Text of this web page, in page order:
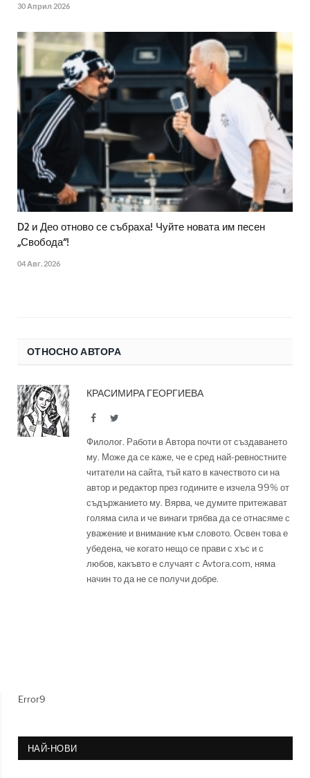
30 Април 2026
D2 и Део отново се събраха! Чуйте новата им песен
„Свобода“!
04 Авг. 2026
ОТНОСНО АВТОРА
КРАСИМИРА ГЕОРГИЕВА
FacebookTwitter
Филолог. Работи в Автора почти от създаването
му. Може да се каже, че е сред най-ревностните
читатели на сайта, тъй като в качеството си на
автор и редактор през годините е изчела 99% от
съдържанието му. Вярва, че думите притежават
голяма сила и че винаги трябва да се отнасяме с
уважение и внимание към словото. Освен това е
убедена, че когато нещо се прави с хъс и с
любов, какъвто е случаят с Avtora.com, няма
начин то да не се получи добре.
Error9
НАЙ-НОВИ